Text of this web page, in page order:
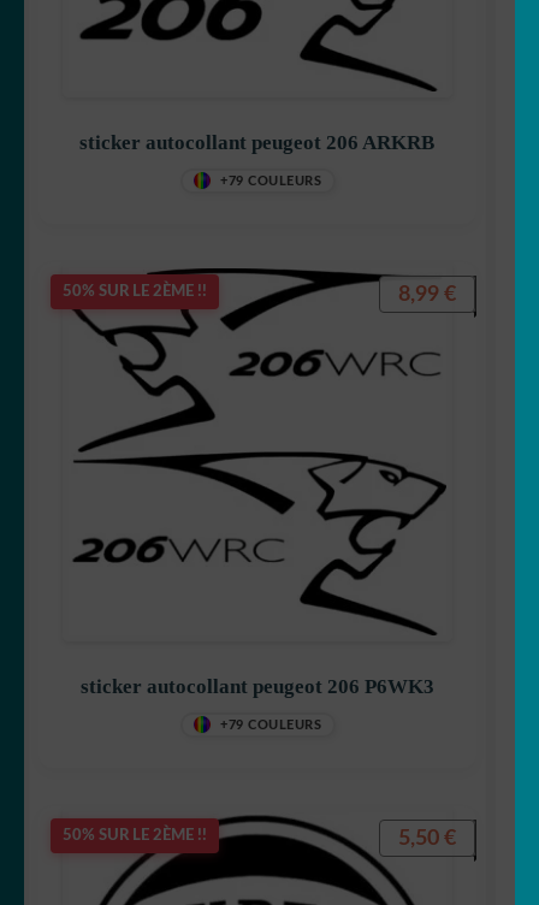
sticker autocollant peugeot 206 ARKRB
+79 COULEURS
50% SUR LE 2ÈME !!
sticker autocollant peugeot 206 P6WK3
+79 COULEURS
8,99 €
50% SUR LE 2ÈME !! 5,50 €